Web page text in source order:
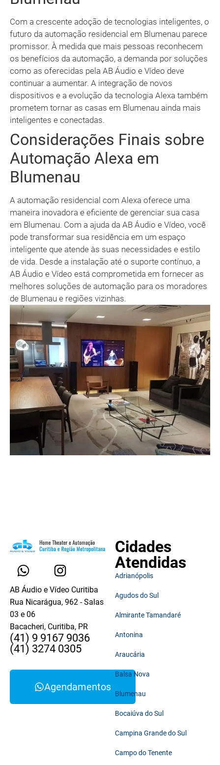
Com a crescente adoção de tecnologias inteligentes, o
futuro da automação residencial em Blumenau parece
promissor. À medida que mais pessoas reconhecem
os benefícios da automação, a demanda por soluções
como as oferecidas pela AB Áudio e Vídeo deve
continuar a aumentar. A integração de novos
dispositivos e a evolução da tecnologia Alexa também
prometem tornar as casas em Blumenau ainda mais
inteligentes e conectadas.
Considerações Finais sobre
Automação Alexa em
Blumenau
A automação residencial com Alexa oferece uma
maneira inovadora e eficiente de gerenciar sua casa
em Blumenau. Com a ajuda da AB Áudio e Vídeo, você
pode transformar sua residência em um espaço
inteligente que atende às suas necessidades e estilo
de vida. Desde a instalação até o suporte contínuo, a
AB Áudio e Vídeo está comprometida em fornecer as
melhores soluções de automação para os moradores
de Blumenau e regiões vizinhas.
AB Áudio e Vídeo Curitiba
Rua Nicarágua, 962 - Salas
03 e 06
Bacacheri, Curitiba, PR
(41) 9 9167 9036
(41) 3274 0305
Agendamentos
Cidades
Atendidas
Adrianópolis
Agudos do Sul
Almirante Tamandaré
Antonina
Araucária
Balsa Nova
Blumenau
Bocaiúva do Sul
Campina Grande do Sul
Campo do Tenente